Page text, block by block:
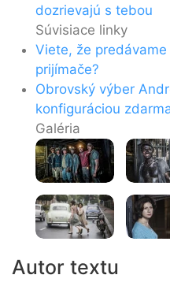
dozrievajú s tebou
Súvisiace linky
Viete, že
prijímače?
Obrovský výber
konfiguráciou
Galéria
Autor textu